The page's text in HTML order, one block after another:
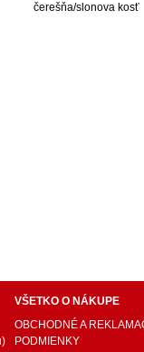
čerešňa/slonova kosť
VŠETKO O NÁKUPE
OBCHODNÉ A
PODMIENKY